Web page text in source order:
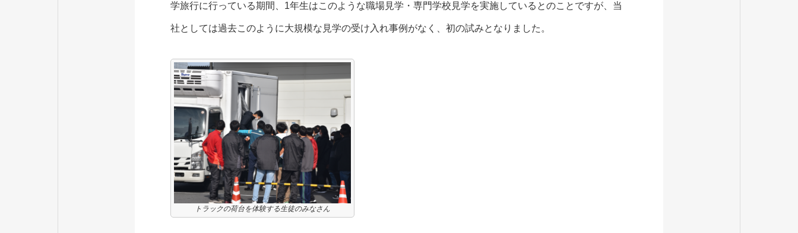
学旅行に行っている期間、1年生はこのような職場見学・専門学校見学を実施しているとのことですが、当
社としては過去このように大規模な見学の受け入れ事例がなく、初の試みとなりました。
トラックの荷台を体験する生徒のみなさん